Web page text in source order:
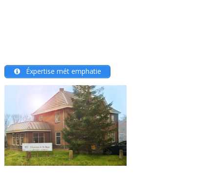
Éxpertise mét emphatie